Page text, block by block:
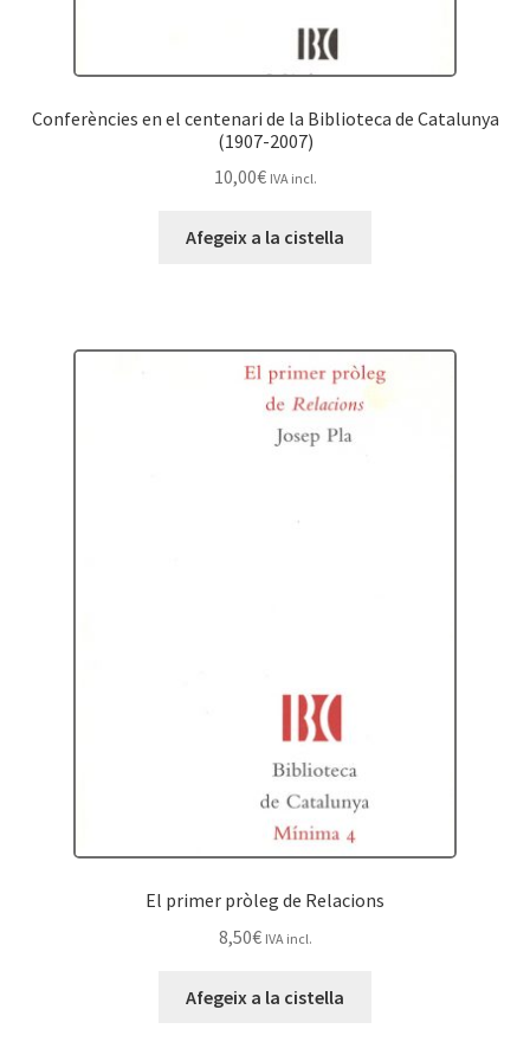
Conferències en el centenari de la Biblioteca de Catalunya
(1907-2007)
10,00€ IVA incl.
Afegeix a la cistella
El primer pròleg de Relacions
8,50€ IVA incl.
Afegeix a la cistella